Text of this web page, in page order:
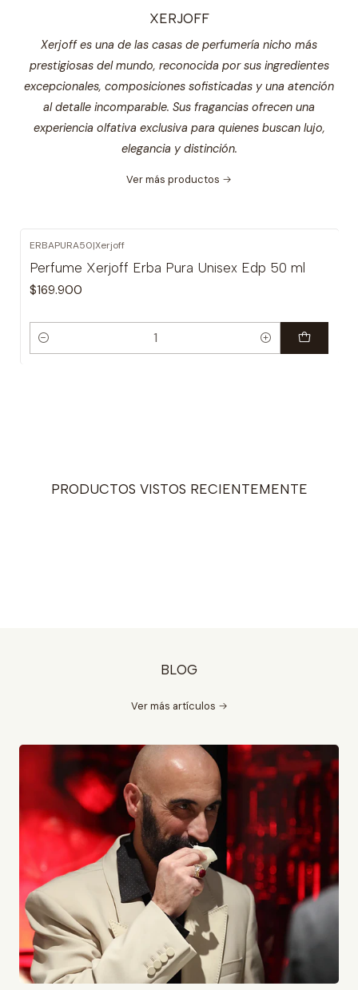
XERJOFF
Xerjoff es una de las casas de perfumería nicho más
prestigiosas del mundo, reconocida por sus ingredientes
excepcionales, composiciones sofisticadas y una atención
al detalle incomparable. Sus fragancias ofrecen una
experiencia olfativa exclusiva para quienes buscan lujo,
elegancia y distinción.
Ver más productos
ERBAPURA50|Xerjoff
Perfume Xerjoff Erba Pura Unisex Edp 50 ml
$169.900
Cantidad
PRODUCTOS VISTOS RECIENTEMENTE
BLOG
Ver más artículos